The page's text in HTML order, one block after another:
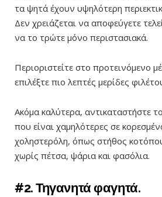
τα ψητά έχουν υψηλότερη
Δεν χρειάζεται να αποφεύγετε
να το τρώτε μόνο περιστασιακά.
Περιοριστείτε στο προτεινόμενο
επιλέξτε πιο λεπτές μερίδες
Ακόμα καλύτερα, αντικαταστήστε
που είναι χαμηλότερες σε
χοληστερόλη, όπως στήθος
χωρίς πέτσα, ψάρια και φασόλια.
#2. Τηγανητά φαγητά.